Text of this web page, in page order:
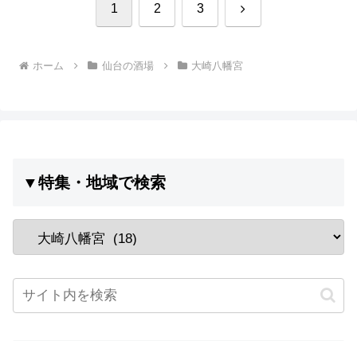
1 2 3 次
ホーム 仙台の酒場 大崎八幡宮
▼特集・地域で検索